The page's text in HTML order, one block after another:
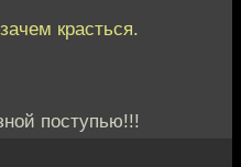
красться.
поступью!!!